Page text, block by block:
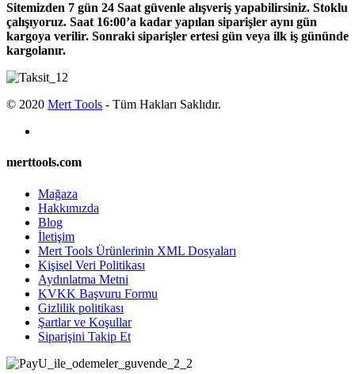
Sitemizden 7 gün 24 Saat güvenle alışveriş yapabilirsiniz. Stoklu
çalışıyoruz. Saat 16:00’a kadar yapılan siparişler aynı gün
kargoya verilir. Sonraki siparişler ertesi gün veya ilk iş gününde
kargolanır.
© 2020 Mert Tools - Tüm Hakları Saklıdır.
merttools.com
Mağaza
Hakkımızda
Blog
İletişim
Mert Tools Ürünlerinin XML Dosyaları
Kişisel Veri Politikası
Aydınlatma Metni
KVKK Başvuru Formu
Gizlilik politikası
Şartlar ve Koşullar
Siparişini Takip Et